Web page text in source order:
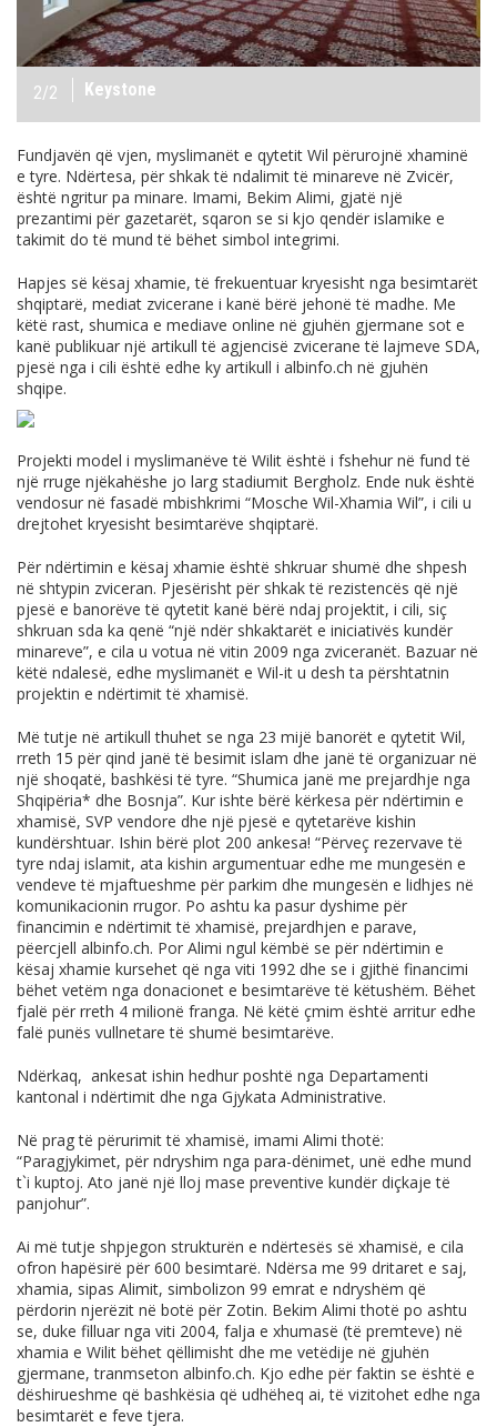
2/2 Keystone
Fundjavën që vjen, myslimanët e qytetit Wil përurojnë xhaminë
e tyre. Ndërtesa, për shkak të ndalimit të minareve në Zvicër,
është ngritur pa minare. Imami, Bekim Alimi, gjatë një
prezantimi për gazetarët, sqaron se si kjo qendër islamike e
takimit do të mund të bëhet simbol integrimi.
Hapjes së kësaj xhamie, të frekuentuar kryesisht nga besimtarët
shqiptarë, mediat zvicerane i kanë bërë jehonë të madhe. Me
këtë rast, shumica e mediave online në gjuhën gjermane sot e
kanë publikuar një artikull të agjencisë zvicerane të lajmeve SDA,
pjesë nga i cili është edhe ky artikull i albinfo.ch në gjuhën
shqipe.
Projekti model i myslimanëve të Wilit është i fshehur në fund të
një rruge njëkahëshe jo larg stadiumit Bergholz. Ende nuk është
vendosur në fasadë mbishkrimi “Mosche Wil-Xhamia Wil”, i cili u
drejtohet kryesisht besimtarëve shqiptarë.
Për ndërtimin e kësaj xhamie është shkruar shumë dhe shpesh
në shtypin zviceran. Pjesërisht për shkak të rezistencës që një
pjesë e banorëve të qytetit kanë bërë ndaj projektit, i cili, siç
shkruan sda ka qenë “një ndër shkaktarët e iniciativës kundër
minareve”, e cila u votua në vitin 2009 nga zviceranët. Bazuar në
këtë ndalesë, edhe myslimanët e Wil-it u desh ta përshtatnin
projektin e ndërtimit të xhamisë.
Më tutje në artikull thuhet se nga 23 mijë banorët e qytetit Wil,
rreth 15 për qind janë të besimit islam dhe janë të organizuar në
një shoqatë, bashkësi të tyre. “Shumica janë me prejardhje nga
Shqipëria* dhe Bosnja”. Kur ishte bërë kërkesa për ndërtimin e
xhamisë, SVP vendore dhe një pjesë e qytetarëve kishin
kundërshtuar. Ishin bërë plot 200 ankesa! “Përveç rezervave të
tyre ndaj islamit, ata kishin argumentuar edhe me mungesën e
vendeve të mjaftueshme për parkim dhe mungesën e lidhjes në
komunikacionin rrugor. Po ashtu ka pasur dyshime për
financimin e ndërtimit të xhamisë, prejardhjen e parave,
pëercjell albinfo.ch. Por Alimi ngul këmbë se për ndërtimin e
kësaj xhamie kursehet që nga viti 1992 dhe se i gjithë financimi
bëhet vetëm nga donacionet e besimtarëve të këtushëm. Bëhet
fjalë për rreth 4 milionë franga. Në këtë çmim është arritur edhe
falë punës vullnetare të shumë besimtarëve.
Ndërkaq, ankesat ishin hedhur poshtë nga Departamenti
kantonal i ndërtimit dhe nga Gjykata Administrative.
Në prag të përurimit të xhamisë, imami Alimi thotë:
“Paragjykimet, për ndryshim nga para-dënimet, unë edhe mund
t`i kuptoj. Ato janë një lloj mase preventive kundër diçkaje të
panjohur”.
Ai më tutje shpjegon strukturën e ndërtesës së xhamisë, e cila
ofron hapësirë për 600 besimtarë. Ndërsa me 99 dritaret e saj,
xhamia, sipas Alimit, simbolizon 99 emrat e ndryshëm që
përdorin njerëzit në botë për Zotin. Bekim Alimi thotë po ashtu
se, duke filluar nga viti 2004, falja e xhumasë (të premteve) në
xhamia e Wilit bëhet qëllimisht dhe me vetëdije në gjuhën
gjermane, tranmseton albinfo.ch. Kjo edhe për faktin se është e
dëshirueshme që bashkësia që udhëheq ai, të vizitohet edhe nga
besimtarët e feve tjera.